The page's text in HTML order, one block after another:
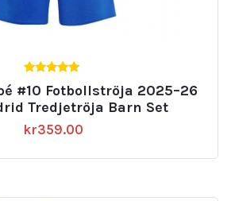
av 5
#10 Fotbollströja 2025–26
Tredjetröja Barn Set
kr359.00